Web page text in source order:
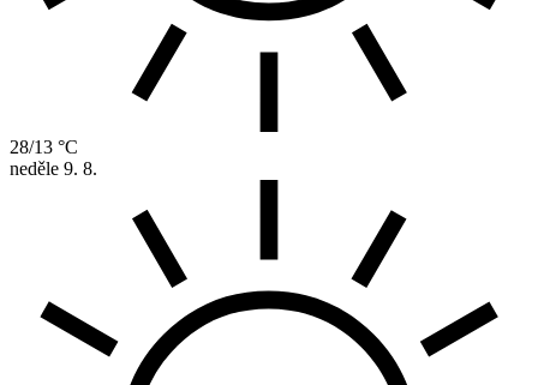
28/13 °C
neděle 9. 8.